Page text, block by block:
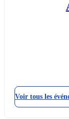
Voir tous les